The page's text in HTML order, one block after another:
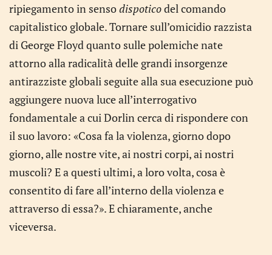
ripiegamento in sensodispoticodel comando
capitalistico globale. Tornare sull’omicidio razzista
di George Floyd quanto sulle polemiche nate
attorno alla radicalità delle grandi insorgenze
antirazziste globali seguite alla sua esecuzione può
aggiungere nuova luce all’interrogativo
fondamentale a cui Dorlin cerca di rispondere con
il suo lavoro: «Cosa fa la violenza, giorno dopo
giorno, alle nostre vite, ai nostri corpi, ai nostri
muscoli? E a questi ultimi, a loro volta, cosa è
consentito di fare all’interno della violenza e
attraverso di essa?». E chiaramente, anche
viceversa.